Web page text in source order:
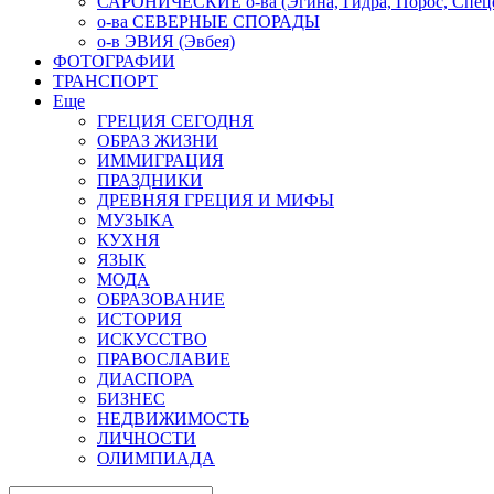
о-ва СЕВЕРНЫЕ СПОРАДЫ
о-в ЭВИЯ (Эвбея)
ФОТОГРАФИИ
ТРАНСПОРТ
Еще
ГРЕЦИЯ СЕГОДНЯ
ОБРАЗ ЖИЗНИ
ИММИГРАЦИЯ
ПРАЗДНИКИ
ДРЕВНЯЯ ГРЕЦИЯ И МИФЫ
МУЗЫКА
КУХНЯ
ЯЗЫК
МОДА
ОБРАЗОВАНИЕ
ИСТОРИЯ
ИСКУССТВО
ПРАВОСЛАВИЕ
ДИАСПОРА
БИЗНЕС
НЕДВИЖИМОСТЬ
ЛИЧНОСТИ
ОЛИМПИАДА